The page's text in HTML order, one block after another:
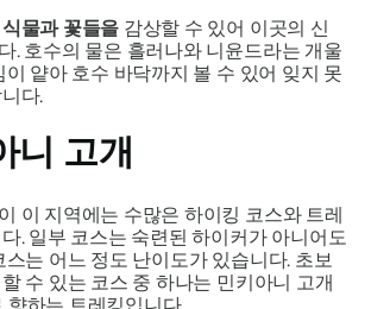
식물과 꽃들을 감상할 수 있어 이곳의 신
. 호수의 물은 흘러나와 니윤드라는 개울
이 얕아 호수 바닥까지 볼 수 있어 잊지 못
다.
니 고개
이 지역에는 수많은 하이킹 코스와 트레
. 일부 코스는 숙련된 하이커가 아니어도
스는 어느 정도 난이도가 있습니다. 초보
수 있는 코스 중 하나는 민키아니 고개